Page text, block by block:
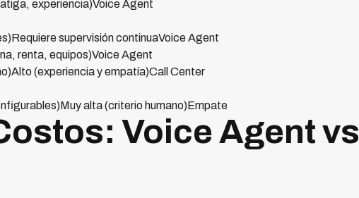
experiencia)Voice Agent
supervisión continuaVoice Agent
renta, equipos)Voice Agent
(experiencia y empatía)Call Center
alta (criterio humano)Empate
Voice Agent vs